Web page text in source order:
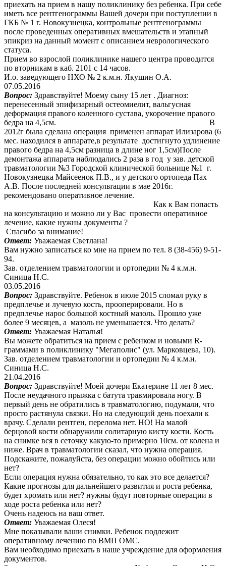
приехать на прием в нашу поликлинику без ребенка. При себе
иметь все рентгенограммы Вашей дочери при поступлении в
ГКБ № 1 г. Новокузнецка, контрольные рентгенограммы
после проведенных оперативных вмешательств и этапный
эпикриз на данный момент с описанием неврологического
статуса.
Прием во взрослой поликлинике нашего центра проводится
по вторникам в каб. 2101 с 14 часов.
И.о. заведующего НХО № 2 к.м.н. Якушин О.А.
07.05.2016
Вопрос: Здравствуйте! Моему сыну 15 лет . Диагноз:
перенесенный эпифизарный остеомиелит, вальгусная
деформация правого коленного сустава, укорочение правого
бедра на 4,5см. В
2012г была сделана операция применен аппарат Илизарова (6
мес. находился в аппарате,в результате достигнуто удлинение
правого бедра на 4,5см разница в длине ног 1,5см)После
демонтажа аппарата наблюдались 2 раза в год у зав. детской
травматологии №3 Городской клинической больнице №1 г.
Новокузнецка Майсеенок П.В., и у детского ортопеда Пах
А.В. После последней консультации в мае 2016г.
рекомендовано оперативное лечение.
Как к Вам попасть
на консультацию и можно ли у Вас провести оперативное
лечение, какие нужны документы ?
Спасибо за внимание!
Ответ: Уважаемая Светлана!
Вам нужно записаться ко мне на прием по тел. 8 (38-456) 9-51-
94.
Зав. отделением травматологии и ортопедии № 4 к.м.н.
Синица Н.С.
03.05.2016
Вопрос: Здравствуйте. Ребенок в июле 2015 сломал руку в
предплечье и лучевую кость, прооперировали. Но в
предплечье нарос большой костный мазоль. Прошло уже
более 9 месяцев, а мазоль не уменьшается. Что делать?
Ответ: Уважаемая Наталья!
Вы можете обратиться на прием с ребенком и новыми R-
граммами в поликлинику "Мегаполис" (ул. Марковцева, 10).
Зав. отделением травматологии и ортопедии № 4 к.м.н.
Синица Н.С.
21.04.2016
Вопрос: Здравствуйте! Моей дочери Екатерине 11 лет 8 мес.
После неудачного прыжка с батута травмировала ногу. В
первый день не обратились в травматологию, подумали, что
просто растянула связки. Но на следующий день поехали к
врачу. Сделали рентген, перелома нет. НО! На малой
берцовой кости обнаружили солитарную кисту кости. Кость
на снимке вся в сеточку какую-то примерно 10см. от колена и
ниже. Врач в травматологии сказал, что нужна операция.
Подскажите, пожалуйста, без операции можно обойтись или
нет?
Если операция нужна обязательно, то как это все делается?
Какие прогнозы для дальнейшего развития и роста ребенка,
будет хромать или нет? нужны будут повторные операции в
ходе роста ребенка или нет?
Очень надеюсь на ваш ответ.
Ответ: Уважаемая Олеся!
Мне показывали ваши снимки. Ребенок подлежит
оперативному лечению по ВМП ОМС.
Вам необходимо приехать в наше учреждение для оформления
документов.